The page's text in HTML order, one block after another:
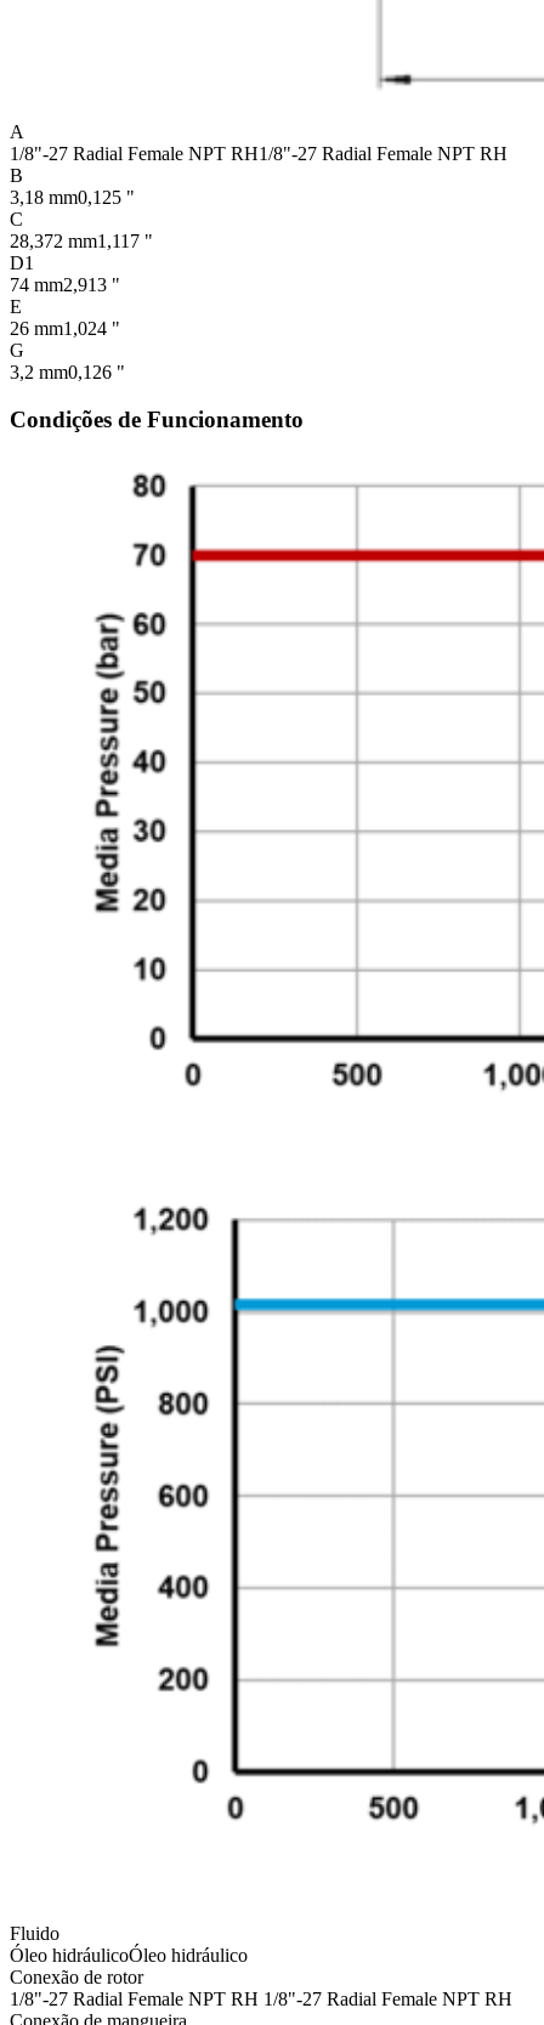
A
1/8"-27 Radial Female NPT RH1/8"-27 Radial Female NPT RH
B
3,18 mm0,125 "
C
28,372 mm1,117 "
D1
74 mm2,913 "
E
26 mm1,024 "
G
3,2 mm0,126 "
Condições de Funcionamento
Fluido
Óleo hidráulicoÓleo hidráulico
Conexão de rotor
1/8"-27 Radial Female NPT RH 1/8"-27 Radial Female NPT RH
Conexão de mangueira